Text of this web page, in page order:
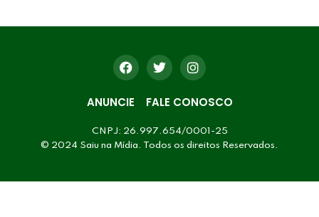
ANUNCIE FALE CONOSCO
CNPJ: 26.997.654/0001-25
© 2024 Saiu na Mídia. Todos os direitos Reservados.